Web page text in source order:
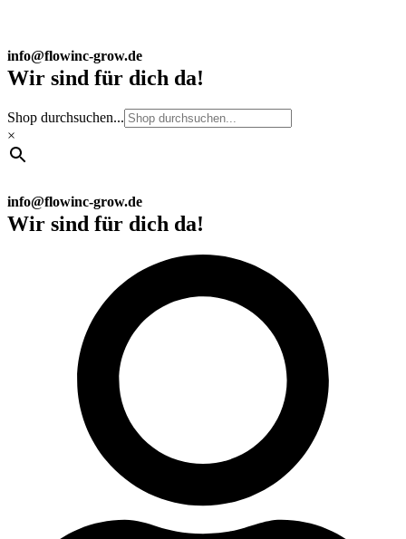
info@flowinc-grow.de
Wir sind für dich da!
Shop durchsuchen...
×
info@flowinc-grow.de
Wir sind für dich da!